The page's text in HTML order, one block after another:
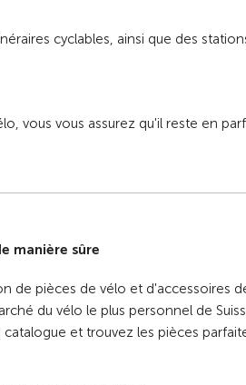
cyclables, ainsi que des
vous vous assurez qu'il reste en
manière sûre
de pièces de vélo et d'accessoires
du vélo le plus personnel de
et trouvez les pièces